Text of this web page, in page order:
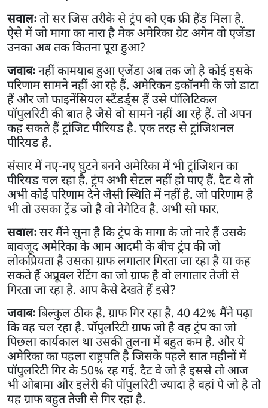
सवालःतो सर जिस तरीके से ट्रंप को एक फ्री हैंड मिला है.
ऐसे में जो मागा का नारा है मेक अमेरिका ग्रेट अगेन वो एजेंडा
उनका अब तक कितना पूरा हुआ?
जवाबःनहीं कामयाब हुआ एजेंडा अब तक जो है कोई इसके
परिणाम सामने नहीं आ रहे हैं. अमेरिकन इकॉनमी के जो डाटा
हैं और जो फाइनेंसियल स्टैंडर्ड्स हैं उसे पॉलिटिकल
पॉपुलरिटी की बात है जैसे वो सामने नहीं आ रहे हैं. तो अपन
कह सकते हैं ट्रांजिट पीरियड है. एक तरह से ट्रांजिशनल
पीरियड है.
संसार में नए-नए घुटने बनने अमेरिका में भी ट्रांजिशन का
पीरियड चल रहा है. ट्रंप अभी सेटल नहीं हो पाए हैं. दैट वे तो
अभी कोई परिणाम देने जैसी स्थिति में नहीं है. जो परिणाम है
भी तो उसका ट्रेंड जो है वो नेगेटिव है. अभी सो फार.
सवालःसर मैंने सुना है कि ट्रंप के मागा के जो नारे हैं उसके
बावजूद अमेरिका के आम आदमी के बीच ट्रंप की जो
लोकप्रियता है उसका ग्राफ लगातार गिरता जा रहा है या कह
सकते हैं अप्रूवल रेटिंग का जो ग्राफ है वो लगातार तेजी से
गिरता जा रहा है. आप कैसे देखते हैं इसे?
जवाबःबिल्कुल ठीक है. ग्राफ गिर रहा है. 40 42% मैंने पढ़ा
कि वह चल रहा है. पॉपुलरिटी ग्राफ जो है वह ट्रंप का जो
पिछला कार्यकाल था उसकी तुलना में बहुत कम है. और ये
अमेरिका का पहला राष्ट्रपति है जिसके पहले सात महीनों में
पॉपुलरिटी गिर के 50% रह गई. दैट वे जो है इससे तो आज
भी ओबामा और इलेरी की पॉपुलरिटी ज्यादा है वहां पे जो है तो
यह ग्राफ बहुत तेजी से गिर रहा है.